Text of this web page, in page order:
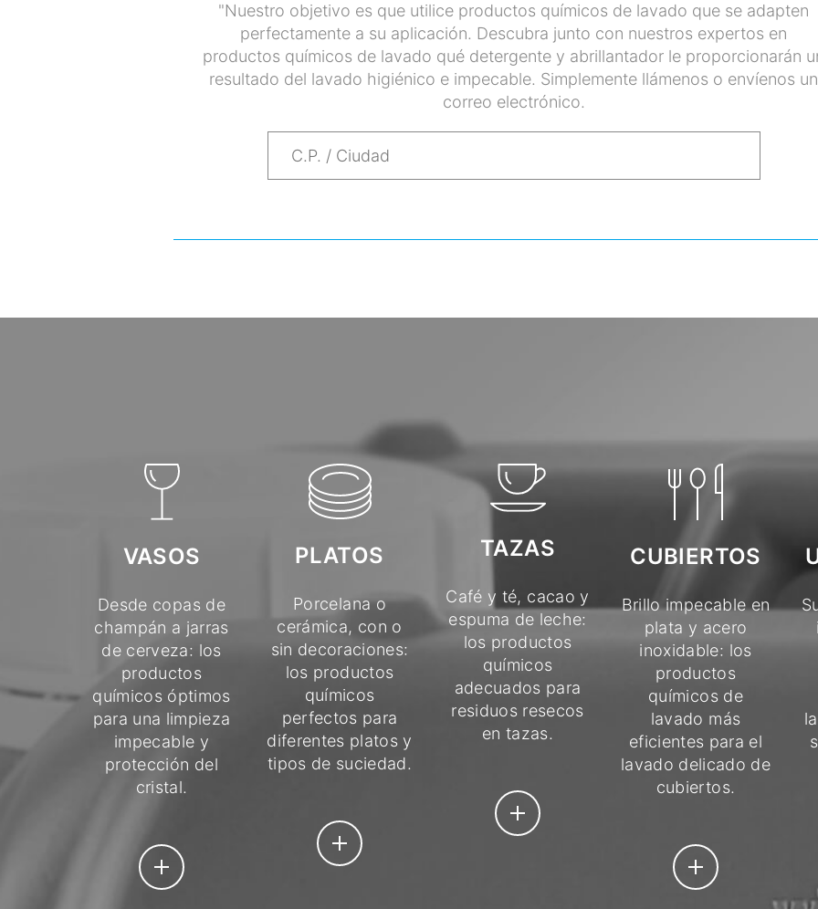
"Nuestro objetivo es que utilice productos químicos de lavado que se adapten
perfectamente a su aplicación. Descubra junto con nuestros expertos en
productos químicos de lavado qué detergente y abrillantador le proporcionarán
resultado del lavado higiénico e impecable. Simplemente llámenos o envíenos un
correo electrónico.
VASOS
Desde copas de
champán a jarras
de cerveza: los
productos
químicos óptimos
para una limpieza
impecable y
protección del
cristal.
PLATOS
Porcelana o
cerámica, con o
sin decoraciones:
los productos
químicos
perfectos para
diferentes platos y
tipos de suciedad.
TAZAS
Café y té, cacao y
espuma de leche:
los productos
químicos
adecuados para
residuos resecos
en tazas.
CUBIERTOS
Brillo impecable en
plata y acero
inoxidable: los
productos
químicos de
lavado más
eficientes para el
lavado delicado de
cubiertos.